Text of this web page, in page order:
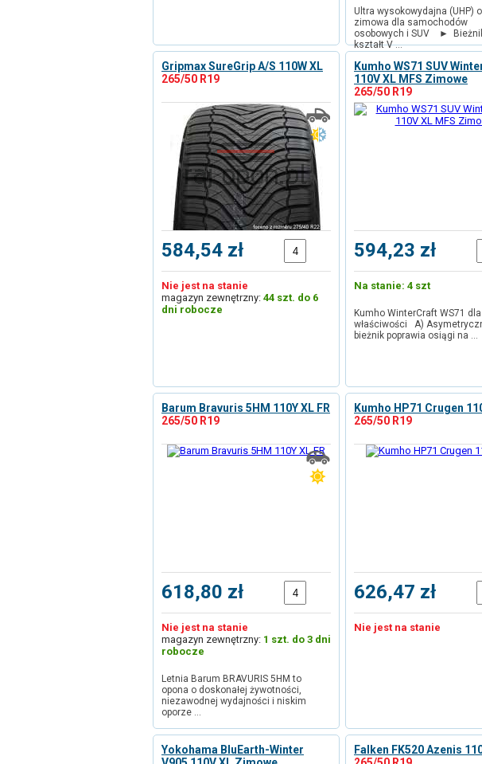
Ultra wysokowydajna (UHP)
zimowa dla samochodów
osobowych i SUV ►
kształt V …
Gripmax SureGrip A/S 110W XL
265/50 R19
584,54 zł
Nie jest na stanie
magazyn zewnętrzny: 44 szt. do 6
dni robocze
Kumho WS71 SUV
110V XL MFS Zimowe
265/50 R19
594,23 zł
Na stanie: 4 szt
Kumho WinterCraft WS71 dla
właściwości A)
bieżnik poprawia osiągi na …
Barum Bravuris 5HM 110Y XL FR
265/50 R19
618,80 zł
Nie jest na stanie
magazyn zewnętrzny: 1 szt. do 3 dni
robocze
Letnia Barum BRAVURIS 5HM to
opona o doskonałej żywotności,
niezawodnej wydajności i niskim
oporze …
Kumho HP71 Crugen
265/50 R19
626,47 zł
Nie jest na stanie
Yokohama BluEarth-Winter
Falken FK520 Azenis